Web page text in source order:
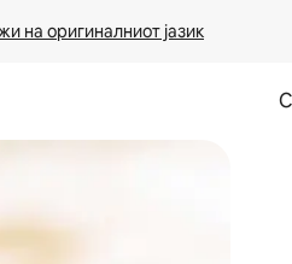
на оригиналниот јазик